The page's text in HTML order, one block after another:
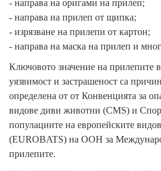
- направа на оригами на прилеп;
- направа на прилеп от щипка;
- изрязване на прилепи от картон;
- направа на маска на прилеп и
Ключовото значение на прилепите в
уязвимост и застрашеност са
определена от от Конвенцията за
видове диви животни (CMS) и
популациите на eвропейските
(EUROBATS) на ООН за
прилепите.